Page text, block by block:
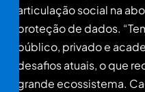
articulação social na
proteção de dados.
público, privado e
desafios atuais, o que
grande ecossistema.